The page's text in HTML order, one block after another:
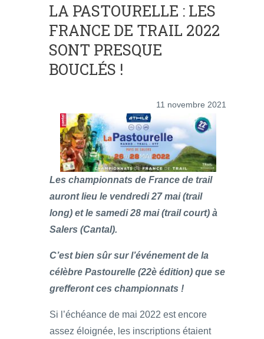
LA PASTOURELLE : LES
FRANCE DE TRAIL 2022
SONT PRESQUE
BOUCLÉS !
11 novembre 2021
Les championnats de France de trail
auront lieu le vendredi 27 mai (trail
long) et le samedi 28 mai (trail court) à
Salers (Cantal).
C’est bien sûr sur l’événement de la
célèbre Pastourelle (22è édition) que se
grefferont ces championnats !
Si l’échéance de mai 2022 est encore
assez éloignée, les inscriptions étaient